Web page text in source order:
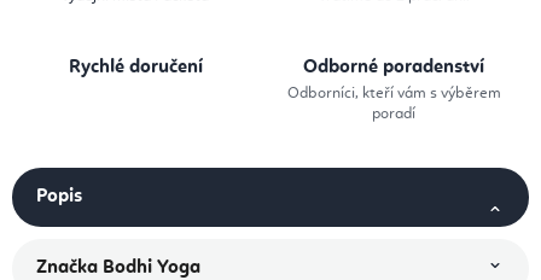
Rychlé doručení Odborné poradenství
Odborníci, kteří vám s výběrem
poradí
Popis
Značka Bodhi Yoga